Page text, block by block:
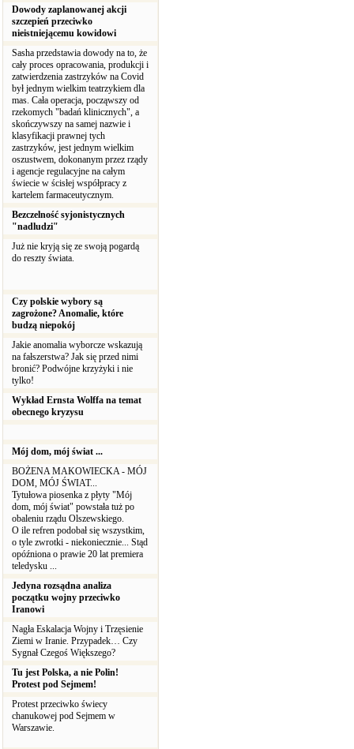
Dowody zaplanowanej akcji
szczepień przeciwko
nieistniejącemu kowidowi
Sasha przedstawia dowody na to, że
cały proces opracowania, produkcji i
zatwierdzenia zastrzyków na Covid
był jednym wielkim teatrzykiem dla
mas. Cała operacja, począwszy od
rzekomych "badań klinicznych", a
skończywszy na samej nazwie i
klasyfikacji prawnej tych
zastrzyków, jest jednym wielkim
oszustwem, dokonanym przez rządy
i agencje regulacyjne na całym
świecie w ścisłej współpracy z
kartelem farmaceutycznym.
Bezczelność syjonistycznych
"nadludzi"
Już nie kryją się ze swoją pogardą
do reszty świata.
Czy polskie wybory są
zagrożone? Anomalie, które
budzą niepokój
Jakie anomalia wyborcze wskazują
na fałszerstwa? Jak się przed nimi
bronić? Podwójne krzyżyki i nie
tylko!
Wykład Ernsta Wolffa na temat
obecnego kryzysu
Mój dom, mój świat ...
BOŻENA MAKOWIECKA - MÓJ
DOM, MÓJ ŚWIAT...
Tytułowa piosenka z płyty "Mój
dom, mój świat" powstała tuż po
obaleniu rządu Olszewskiego.
O ile refren podobał się wszystkim,
o tyle zwrotki - niekoniecznie... Stąd
opóźniona o prawie 20 lat premiera
teledysku ...
Jedyna rozsądna analiza
początku wojny przeciwko
Iranowi
Nagła Eskalacja Wojny i Trzęsienie
Ziemi w Iranie. Przypadek… Czy
Sygnał Czegoś Większego?
Tu jest Polska, a nie Polin!
Protest pod Sejmem!
Protest przeciwko świecy
chanukowej pod Sejmem w
Warszawie.